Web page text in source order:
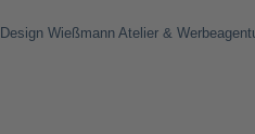
Design Wießmann Atelier &